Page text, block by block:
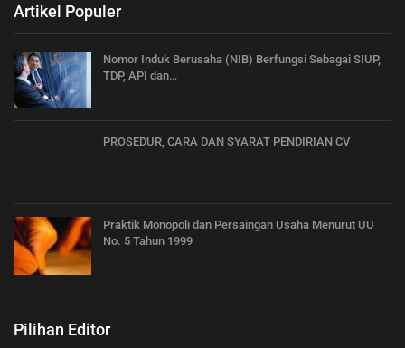
Artikel Populer
Nomor Induk Berusaha (NIB) Berfungsi Sebagai SIUP,
TDP, API dan…
PROSEDUR, CARA DAN SYARAT PENDIRIAN CV
Praktik Monopoli dan Persaingan Usaha Menurut UU
No. 5 Tahun 1999
Pilihan Editor